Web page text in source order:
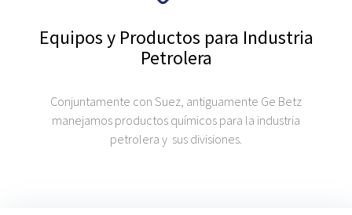
Equipos y Productos para Industria
Petrolera
Conjuntamente con Suez, antiguamente Ge Betz
manejamos productos químicos para la industria
petrolera y sus divisiones.